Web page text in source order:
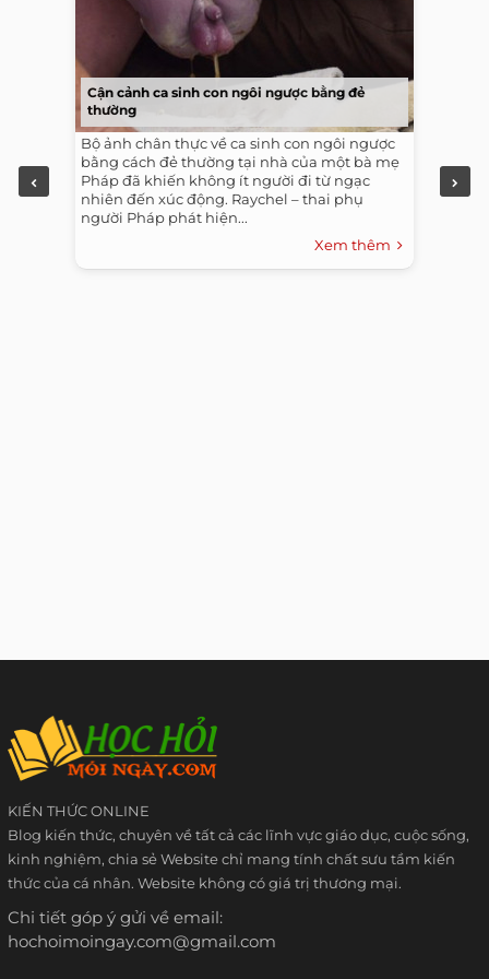
Cận cảnh ca sinh con ngôi ngược bằng đẻ
thường
Bộ ảnh chân thực về ca sinh con ngôi ngược
bằng cách đẻ thường tại nhà của một bà mẹ
Pháp đã khiến không ít người đi từ ngạc
nhiên đến xúc động. Raychel – thai phụ
người Pháp phát hiện...
Xem thêm
KIẾN THỨC ONLINE
Blog kiến thức, chuyên về tất cả các lĩnh vực giáo dục, cuộc sống,
kinh nghiệm, chia sẻ Website chỉ mang tính chất sưu tầm kiến
thức của cá nhân. Website không có giá trị thương mại.
Chi tiết góp ý gửi về email:
hochoimoingay.com@gmail.com